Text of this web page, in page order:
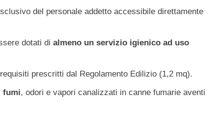
del personale addetto accessibile direttamente
dotati di almeno un servizio igienico ad uso
prescritti dal Regolamento Edilizio (1,2 mq).
fumi, odori e vapori canalizzati in canne fumarie aventi